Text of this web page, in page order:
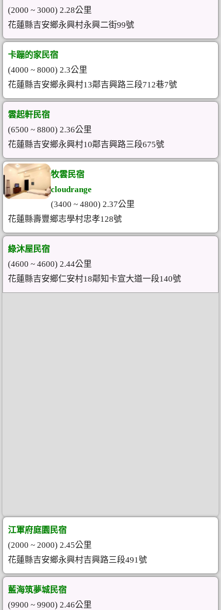
(2000 ~ 3000) 2.28公里
花蓮縣吉安鄉永興村永興二街99號
卡蹦的家民宿
(4000 ~ 8000) 2.3公里
花蓮縣吉安鄉永興村13鄰吉興路三段712巷7號
雲起軒民宿
(6500 ~ 8800) 2.36公里
花蓮縣吉安鄉永興村10鄰吉興路三段675號
牧雲民宿
cloudrange
(3400 ~ 4800) 2.37公里
花蓮縣壽豐鄉志學村忠孝128號
綠沐屋民宿
(4600 ~ 4600) 2.44公里
花蓮縣吉安鄉仁安村18鄰知卡宣大道一段140號
江軍府庭園民宿
(2000 ~ 2000) 2.45公里
花蓮縣吉安鄉永興村吉興路三段491號
藍海筑夢城民宿
(9900 ~ 9900) 2.46公里